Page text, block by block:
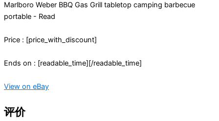
Marlboro Weber BBQ Gas Grill tabletop camping barbecue
portable - Read
Price : [price_with_discount]
Ends on : [readable_time][/readable_time]
View on eBay
评价